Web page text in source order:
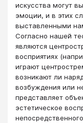
искусства могут
эмоции, и в этих
выставленными
Согласно нашей
являются
восприятиях
играют
возникают ли
возбуждения или
представляет
эстетическое